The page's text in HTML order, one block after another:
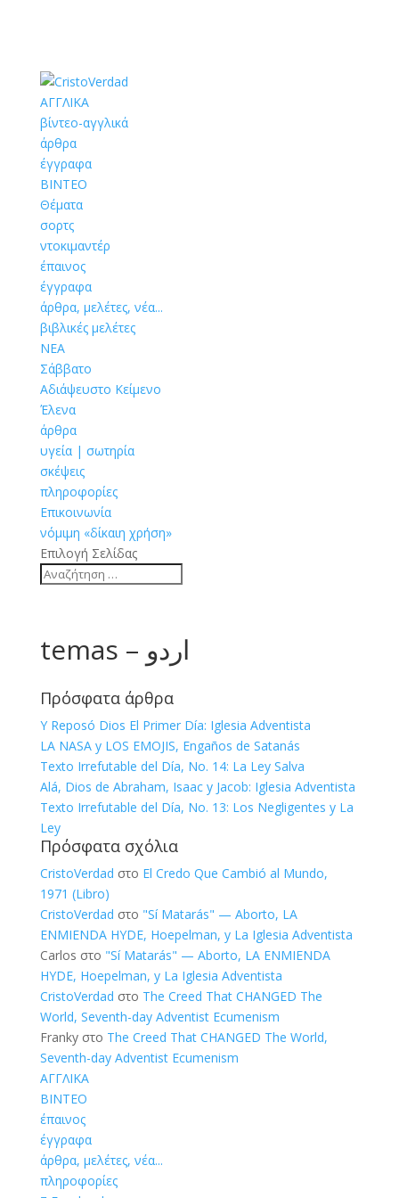
ΑΓΓΛΙΚΑ
βίντεο-αγγλικά
άρθρα
έγγραφα
ΒΙΝΤΕΟ
Θέματα
σορτς
ντοκιμαντέρ
έπαινος
έγγραφα
άρθρα, μελέτες, νέα...
βιβλικές μελέτες
ΝΕΑ
Σάββατο
Αδιάψευστο Κείμενο
Έλενα
άρθρα
υγεία | σωτηρία
σκέψεις
πληροφορίες
Επικοινωνία
νόμιμη «δίκαιη χρήση»
Επιλογή Σελίδας
temas – اردو
Πρόσφατα άρθρα
Y Reposó Dios El Primer Día: Iglesia Adventista
LA NASA y LOS EMOJIS, Engaños de Satanás
Texto Irrefutable del Día, No. 14: La Ley Salva
Alá, Dios de Abraham, Isaac y Jacob: Iglesia Adventista
Texto Irrefutable del Día, No. 13: Los Negligentes y La
Ley
Πρόσφατα σχόλια
CristoVerdad στο El Credo Que Cambió al Mundo,
1971 (Libro)
CristoVerdad στο "Sí Matarás" — Aborto, LA
ENMIENDA HYDE, Hoepelman, y La Iglesia Adventista
Carlos στο "Sí Matarás" — Aborto, LA ENMIENDA
HYDE, Hoepelman, y La Iglesia Adventista
CristoVerdad στο The Creed That CHANGED The
World, Seventh-day Adventist Ecumenism
Frankyστο The Creed That CHANGED The World,
Seventh-day Adventist Ecumenism
ΑΓΓΛΙΚΑ
ΒΙΝΤΕΟ
έπαινος
έγγραφα
άρθρα, μελέτες, νέα...
πληροφορίες